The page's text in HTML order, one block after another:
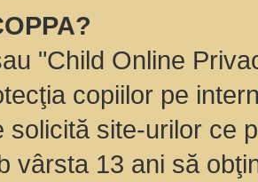
"Child Online
copiilor pe
solicită site-urilor ce
vârsta 13 ani să